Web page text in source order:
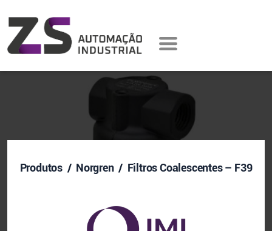
Produtos / Norgren / Filtros Coalescentes – F39